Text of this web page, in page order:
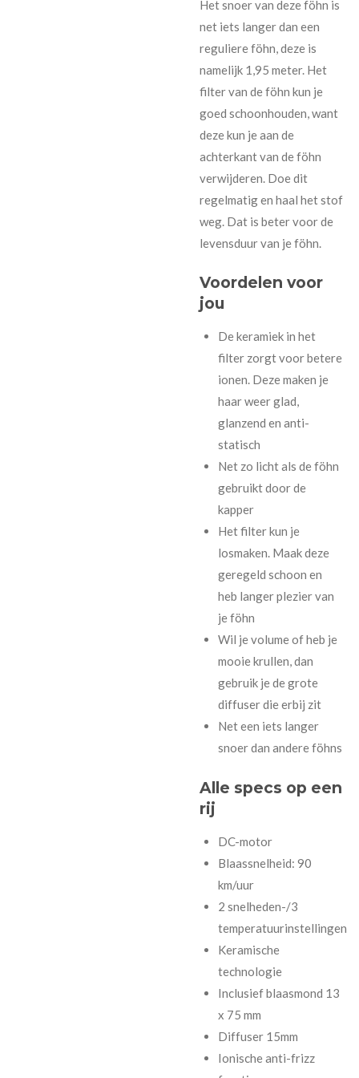
Het snoer van deze föhn is
net iets langer dan een
reguliere föhn, deze is
namelijk 1,95 meter. Het
filter van de föhn kun je
goed schoonhouden, want
deze kun je aan de
achterkant van de föhn
verwijderen. Doe dit
regelmatig en haal het stof
weg. Dat is beter voor de
levensduur van je föhn.
Voordelen voor
jou
De keramiek in het
filter zorgt voor betere
ionen. Deze maken je
haar weer glad,
glanzend en anti-
statisch
Net zo licht als de föhn
gebruikt door de
kapper
Het filter kun je
losmaken. Maak deze
geregeld schoon en
heb langer plezier van
je föhn
Wil je volume of heb je
mooie krullen, dan
gebruik je de grote
diffuser die erbij zit
Net een iets langer
snoer dan andere föhns
Alle specs op een
rij
DC-motor
Blaassnelheid: 90
km/uur
2 snelheden-/3
temperatuurinstellingen
Keramische
technologie
Inclusief blaasmond 13
x 75 mm
Diffuser 15mm
Ionische anti-frizz